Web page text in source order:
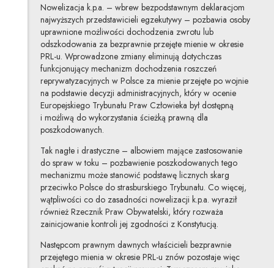
Nowelizacja k.p.a. – wbrew bezpodstawnym deklaracjom
najwyższych przedstawicieli egzekutywy – pozbawia osoby
uprawnione możliwości dochodzenia zwrotu lub
odszkodowania za bezprawnie przejęte mienie w okresie
PRL-u. Wprowadzone zmiany eliminują dotychczas
funkcjonujący mechanizm dochodzenia roszczeń
reprywatyzacyjnych w Polsce za mienie przejęte po wojnie
na podstawie decyzji administracyjnych, który w ocenie
Europejskiego Trybunału Praw Człowieka był dostępną
i możliwą do wykorzystania ścieżką prawną dla
poszkodowanych.
Tak nagłe i drastyczne – albowiem mające zastosowanie
do spraw w toku – pozbawienie poszkodowanych tego
mechanizmu może stanowić podstawę licznych skarg
przeciwko Polsce do strasburskiego Trybunału. Co więcej,
wątpliwości co do zasadności nowelizacji k.p.a. wyraził
również Rzecznik Praw Obywatelski, który rozważa
zainicjowanie kontroli jej zgodności z Konstytucją.
Następcom prawnym dawnych właścicieli bezprawnie
przejętego mienia w okresie PRL-u znów pozostaje więc